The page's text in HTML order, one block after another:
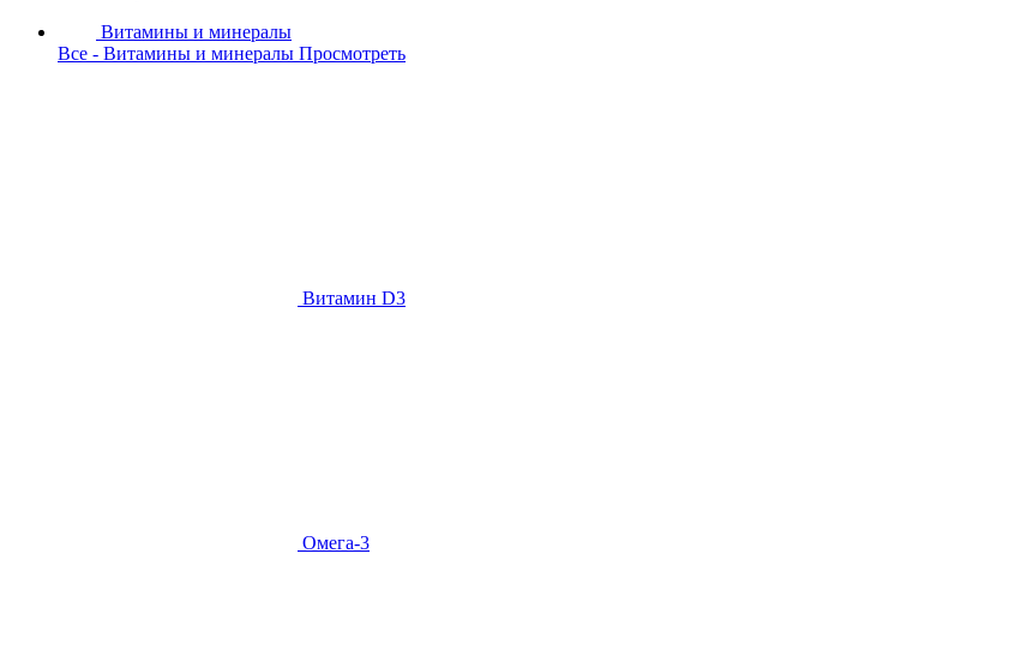
Витамины и минералы
Все - Витамины и минералы Просмотреть
Витамин D3
Омега-3